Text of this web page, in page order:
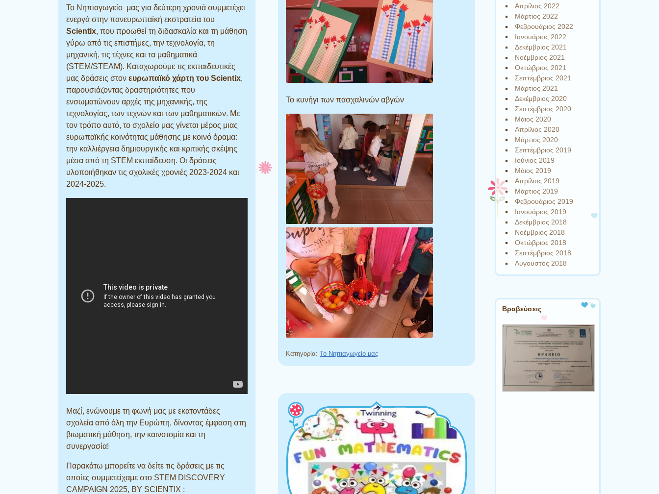
Το κυνήγι των πασχαλινών αβγών
Κατηγορία: Το Νηπιαγωγείο μας
Το Νηπιαγωγείο μας για δεύτερη χρονιά συμμετέχει
ενεργά στην πανευρωπαϊκή εκστρατεία του
Scientix, που προωθεί τη διδασκαλία και τη μάθηση
γύρω από τις επιστήμες, την τεχνολογία, τη
μηχανική, τις τέχνες και τα μαθηματικά
(STEM/STEAM). Καταχωρούμε τις εκπαιδευτικές
μας δράσεις στον ευρωπαϊκό χάρτη του Scientix,
παρουσιάζοντας δραστηριότητες που
ενσωματώνουν αρχές της μηχανικής, της
τεχνολογίας, των τεχνών και των μαθηματικών. Με
τον τρόπο αυτό, το σχολείο μας γίνεται μέρος μιας
ευρωπαϊκής κοινότητας μάθησης με κοινό όραμα:
την καλλιέργεια δημιουργικής και κριτικής σκέψης
μέσα από τη STEM εκπαίδευση. Οι δράσεις
υλοποιήθηκαν τις σχολικές χρονιές 2023-2024 και
2024-2025.
Μαζί, ενώνουμε τη φωνή μας με εκατοντάδες
σχολεία από όλη την Ευρώπη, δίνοντας έμφαση στη
βιωματική μάθηση, την καινοτομία και τη
συνεργασία!
Παρακάτω μπορείτε να δείτε τις δράσεις με τις
οποίες συμμετείχαμε στο STEM DISCOVERY
CAMPAIGN 2025, BY SCIENTIX :
Απρίλιος 2022
Μάρτιος 2022
Φεβρουάριος 2022
Ιανουάριος 2022
Δεκέμβριος 2021
Νοέμβριος 2021
Οκτώβριος 2021
Σεπτέμβριος 2021
Μάρτιος 2021
Δεκέμβριος 2020
Σεπτέμβριος 2020
Μάιος 2020
Απρίλιος 2020
Μάρτιος 2020
Σεπτέμβριος 2019
Ιούνιος 2019
Μάιος 2019
Απρίλιος 2019
Μάρτιος 2019
Φεβρουάριος 2019
Ιανουάριος 2019
Δεκέμβριος 2018
Νοέμβριος 2018
Οκτώβριος 2018
Σεπτέμβριος 2018
Αύγουστος 2018
Βραβεύσεις